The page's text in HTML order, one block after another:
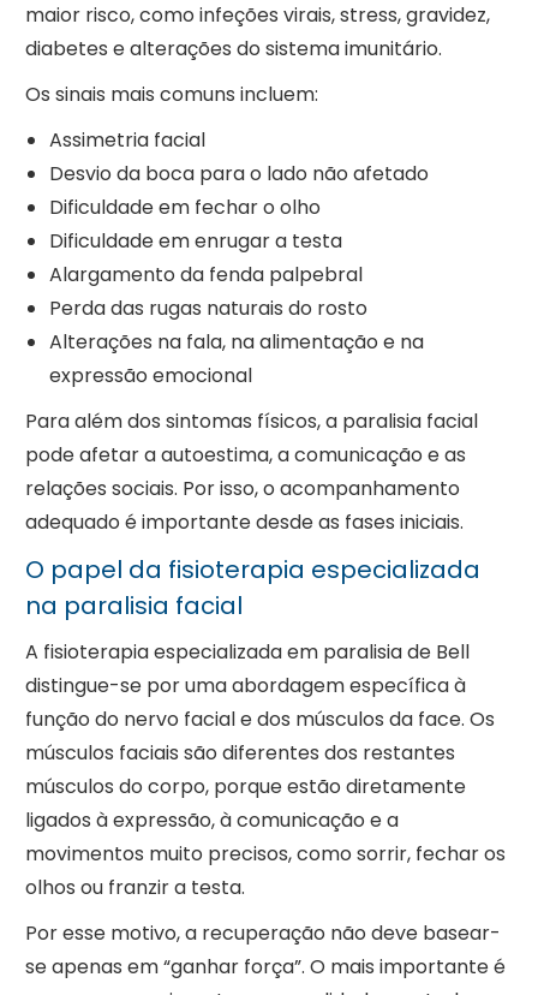
maior risco, como infeções virais, stress, gravidez,
diabetes e alterações do sistema imunitário.
Os sinais mais comuns incluem:
Assimetria facial
Desvio da boca para o lado não afetado
Dificuldade em fechar o olho
Dificuldade em enrugar a testa
Alargamento da fenda palpebral
Perda das rugas naturais do rosto
Alterações na fala, na alimentação e na
expressão emocional
Para além dos sintomas físicos, a paralisia facial
pode afetar a autoestima, a comunicação e as
relações sociais. Por isso, o acompanhamento
adequado é importante desde as fases iniciais.
O papel da fisioterapia especializada
na paralisia facial
A fisioterapia especializada em paralisia de Bell
distingue-se por uma abordagem específica à
função do nervo facial e dos músculos da face. Os
músculos faciais são diferentes dos restantes
músculos do corpo, porque estão diretamente
ligados à expressão, à comunicação e a
movimentos muito precisos, como sorrir, fechar os
olhos ou franzir a testa.
Por esse motivo, a recuperação não deve basear-
se apenas em “ganhar força”. O mais importante é